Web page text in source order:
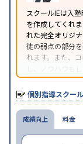
スクールIEは入
を作成してくれ
れた完全オリジ
徒の弱点の部分
れます。また、
し、ノウハウも
な個別指導塾で
個別指導スクー
成績向上 料金